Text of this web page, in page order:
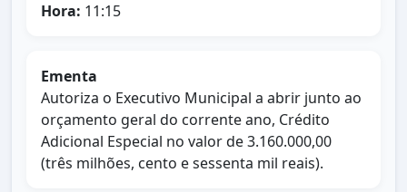
Hora: 11:15
Ementa
Autoriza o Executivo Municipal a abrir junto ao
orçamento geral do corrente ano, Crédito
Adicional Especial no valor de 3.160.000,00
(três milhões, cento e sessenta mil reais).